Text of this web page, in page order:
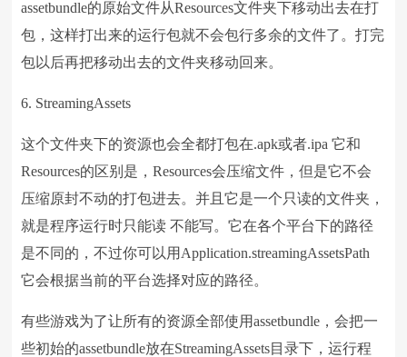
assetbundle的原始文件从Resources文件夹下移动出去在打
包，这样打出来的运行包就不会包行多余的文件了。打完
包以后再把移动出去的文件夹移动回来。
6. StreamingAssets
这个文件夹下的资源也会全都打包在.apk或者.ipa 它和
Resources的区别是，Resources会压缩文件，但是它不会
压缩原封不动的打包进去。并且它是一个只读的文件夹，
就是程序运行时只能读 不能写。它在各个平台下的路径
是不同的，不过你可以用Application.streamingAssetsPath
它会根据当前的平台选择对应的路径。
有些游戏为了让所有的资源全部使用assetbundle，会把一
些初始的assetbundle放在StreamingAssets目录下，运行程